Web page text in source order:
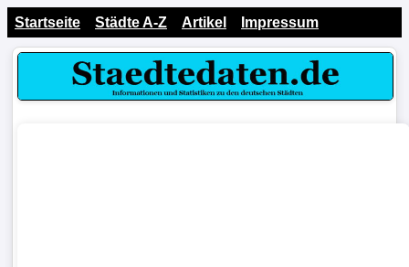
Startseite Städte A-Z Artikel Impressum